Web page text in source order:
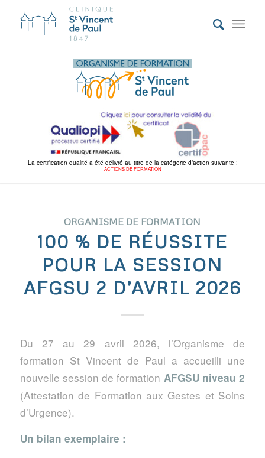
La certification qualité a été délivré au titre de la catégorie d’action suivante :
ACTIONS DE FORMATION
ORGANISME DE FORMATION
100 % DE RÉUSSITE
POUR LA SESSION
AFGSU 2 D’AVRIL 2026
Du 27 au 29 avril 2026, l’Organisme de
formation St Vincent de Paul a accueilli une
nouvelle session de formation AFGSU niveau 2
(Attestation de Formation aux Gestes et Soins
d’Urgence).
Un bilan exemplaire :